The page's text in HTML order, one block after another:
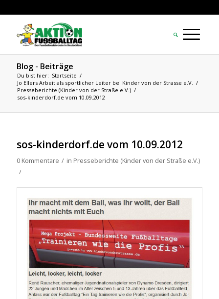
Blog - Beiträge
Du bist hier: Startseite /
Jo Ellers Arbeit als sportlicher Leiter bei Kinder von der Strasse e.V. /
Presseberichte (Kinder von der Straße e.V.) /
sos-kinderdorf.de vom 10.09.2012
sos-kinderdorf.de vom 10.09.2012
0 Kommentare / in Presseberichte (Kinder von der Straße e.V.)
/